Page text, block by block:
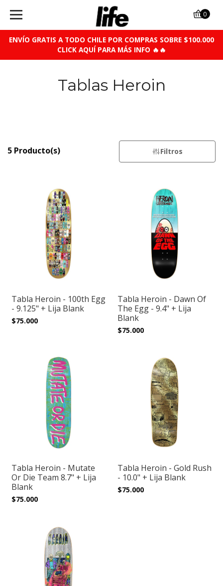
ENVÍO GRATIS A TODO CHILE POR COMPRAS SOBRE $100.000
CLICK AQUÍ PARA MÁS INFO 🔥🔥
0
Tablas Heroin
5 Producto(s) Filtros
Tabla Heroin - 100th Egg
- 9.125" + Lija Blank
$75.000
Tabla Heroin - Dawn Of
The Egg - 9.4" + Lija
Blank
$75.000
Tabla Heroin - Mutate
Or Die Team 8.7" + Lija
Blank
$75.000
Tabla Heroin - Gold Rush
- 10.0" + Lija Blank
$75.000